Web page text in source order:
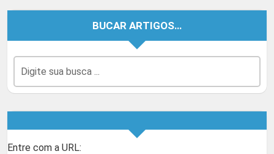
BUCAR ARTIGOS…
Entre com a URL: